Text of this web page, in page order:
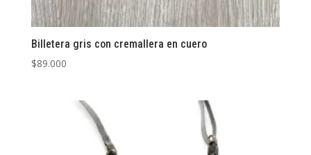
Billetera gris con cremallera en cuero
$89.000